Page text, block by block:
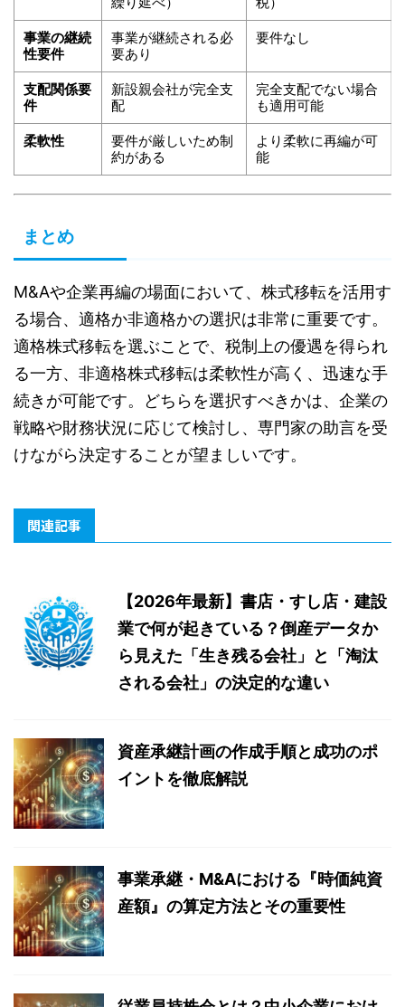
事業の継続
性要件
事業が継続される必
要あり
要件なし
支配関係要
件
新設親会社が完全支
配
完全支配でない場合
も適用可能
柔軟性
要件が厳しいため制
約がある
より柔軟に再編が可
能
まとめ
M&Aや企業再編の場面において、株式移転を活用す
る場合、適格か非適格かの選択は非常に重要です。
適格株式移転を選ぶことで、税制上の優遇を得られ
る一方、非適格株式移転は柔軟性が高く、迅速な手
続きが可能です。どちらを選択すべきかは、企業の
戦略や財務状況に応じて検討し、専門家の助言を受
けながら決定することが望ましいです。
関連記事
【2026年最新】書店・すし店・建設
業で何が起きている？倒産データか
ら見えた「生き残る会社」と「淘汰
される会社」の決定的な違い
資産承継計画の作成手順と成功のポ
イントを徹底解説
事業承継・M&Aにおける『時価純資
産額』の算定方法とその重要性